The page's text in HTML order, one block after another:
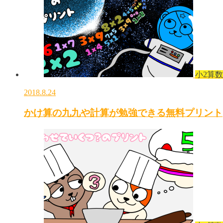
小2算数
2018.8.24
かけ算の九九や計算が勉強できる無料プリント